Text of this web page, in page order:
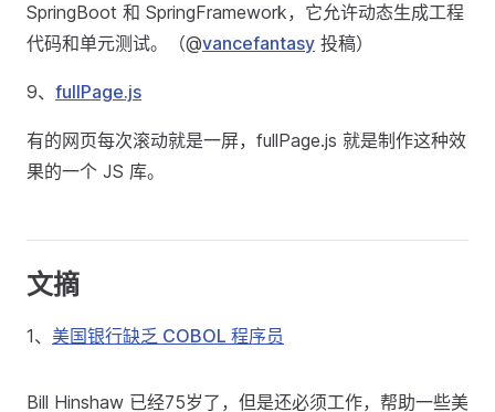
SpringBoot 和 SpringFramework，它允许动态生成工程
代码和单元测试。（@vancefantasy 投稿）
9、 fullPage.js
有的网页每次滚动就是一屏，fullPage.js 就是制作这种效
果的一个 JS 库。
文摘
1、 美国银行缺乏 COBOL 程序员
Bill Hinshaw 已经75岁了，但是还必须工作，帮助一些美